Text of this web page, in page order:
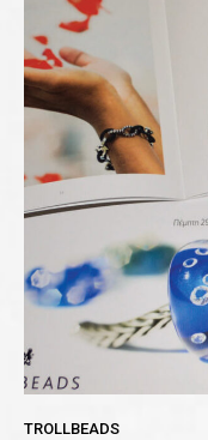
TROLLBEADS